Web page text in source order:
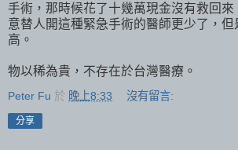
手術，那時候花了十幾萬現金沒有救回來
意替人開這種緊急手術的醫師更少了，但
高。
物以稀為貴，不存在於台灣醫療。
Peter Fu 於 晚上8:33 沒有留言:
分享